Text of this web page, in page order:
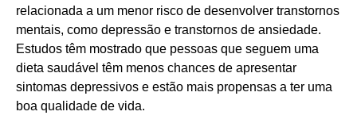
relacionada a um menor risco de desenvolver transtornos
mentais, como depressão e transtornos de ansiedade.
Estudos têm mostrado que pessoas que seguem uma
dieta saudável têm menos chances de apresentar
sintomas depressivos e estão mais propensas a ter uma
boa qualidade de vida.